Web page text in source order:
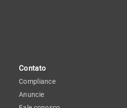
Contato
Compliance
Anuncie